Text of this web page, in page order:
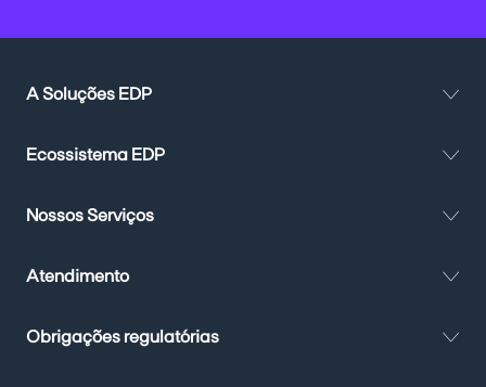
A Soluções EDP
Ecossistema EDP
Nossos Serviços
Atendimento
Obrigações regulatórias